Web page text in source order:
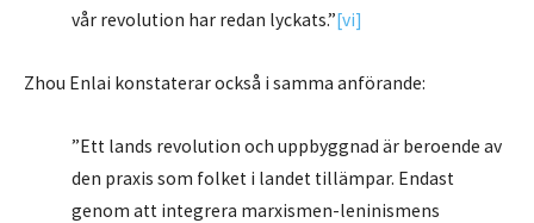
vår revolution har redan lyckats.”[vi]
Zhou Enlai konstaterar också i samma anförande:
”Ett lands revolution och uppbyggnad är beroende av
den praxis som folket i landet tillämpar. Endast
genom att integrera marxismen-leninismens